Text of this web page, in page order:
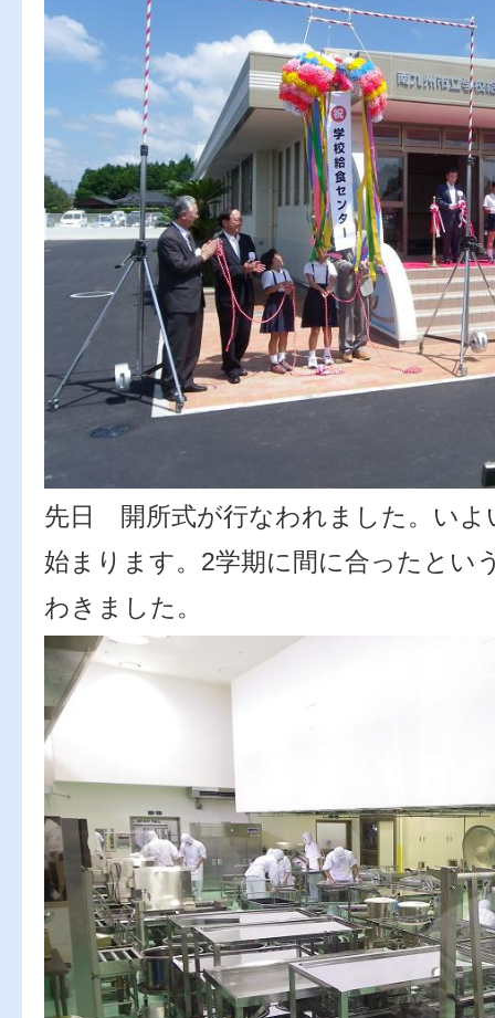
先日 開所式が行なわれました。いよ
始まります。2学期に間に合ったとい
わきました。